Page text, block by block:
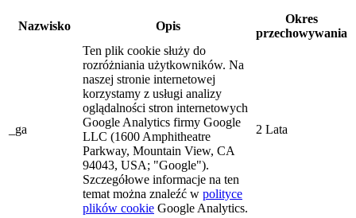
Nazwisko Opis
Okres
przechowywania
_ga
Ten plik cookie służy do
rozróżniania użytkowników. Na
naszej stronie internetowej
korzystamy z usługi analizy
oglądalności stron internetowych
Google Analytics firmy Google
LLC (1600 Amphitheatre
Parkway, Mountain View, CA
94043, USA; "Google").
Szczegółowe informacje na ten
temat można znaleźć w polityce
plików cookie Google Analytics.
2 Lata